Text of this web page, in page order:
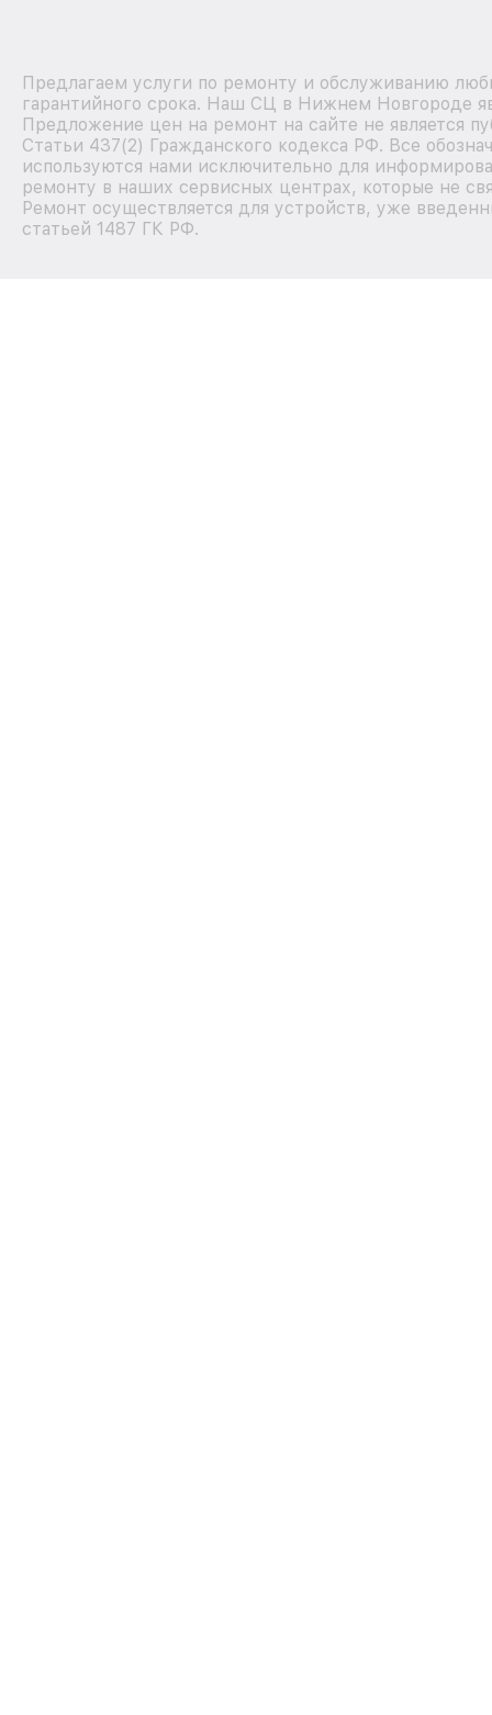
Предлагаем услуги по ремонту и обслуживанию
гарантийного срока. Наш СЦ в Нижнем Новгороде
Предложение цен на ремонт на сайте не является
Статьи 437(2) Гражданского кодекса РФ. Все
используются нами исключительно для
ремонту в наших сервисных центрах, которые не
Ремонт осуществляется для устройств, уже
статьей 1487 ГК РФ.